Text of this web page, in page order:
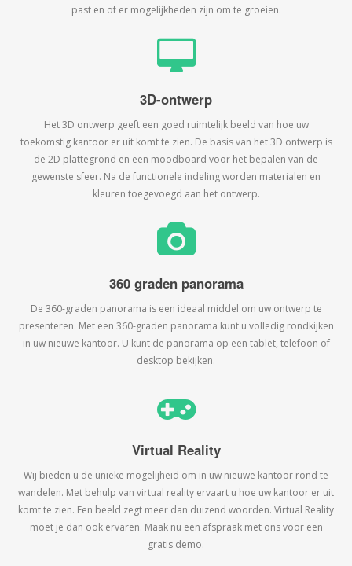
past en of er mogelijkheden zijn om te groeien.
3D-ontwerp
Het 3D ontwerp geeft een goed ruimtelijk beeld van hoe uw
toekomstig kantoor er uit komt te zien. De basis van het 3D ontwerp is
de 2D plattegrond en een moodboard voor het bepalen van de
gewenste sfeer. Na de functionele indeling worden materialen en
kleuren toegevoegd aan het ontwerp.
360 graden panorama
De 360-graden panorama is een ideaal middel om uw ontwerp te
presenteren. Met een 360-graden panorama kunt u volledig rondkijken
in uw nieuwe kantoor. U kunt de panorama op een tablet, telefoon of
desktop bekijken.
Virtual Reality
Wij bieden u de unieke mogelijheid om in uw nieuwe kantoor rond te
wandelen. Met behulp van virtual reality ervaart u hoe uw kantoor er uit
komt te zien. Een beeld zegt meer dan duizend woorden. Virtual Reality
moet je dan ook ervaren. Maak nu een afspraak met ons voor een
gratis demo.